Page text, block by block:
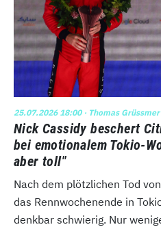
25.07.2026 18:00· Thomas Grüssmer
Nick Cassidy beschert
bei emotionalem Tokio-
aber toll"
Nach dem plötzlichen Tod
das Rennwochenende in
denkbar schwierig. Nur